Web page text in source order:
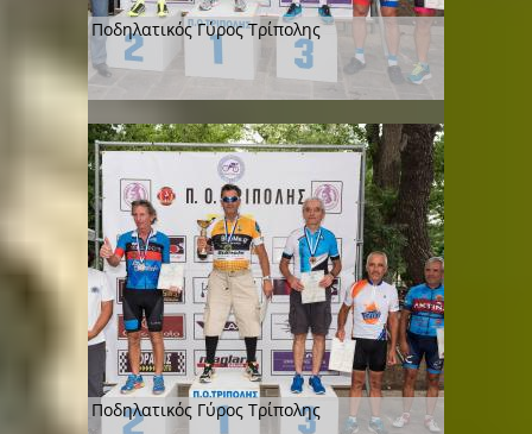
Ποδηλατικός Γύρος Τρίπολης
Ποδηλατικός Γύρος Τρίπολης